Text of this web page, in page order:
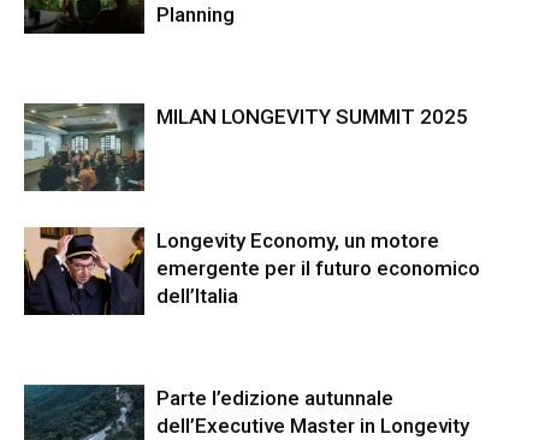
Planning
MILAN LONGEVITY SUMMIT 2025
Longevity Economy, un motore
emergente per il futuro economico
dell’Italia
Parte l’edizione autunnale
dell’Executive Master in Longevity